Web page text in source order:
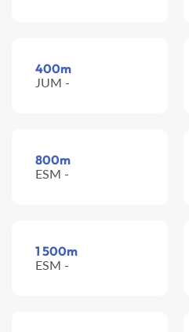
400m
JUM -
800m
ESM -
1 500m
ESM -